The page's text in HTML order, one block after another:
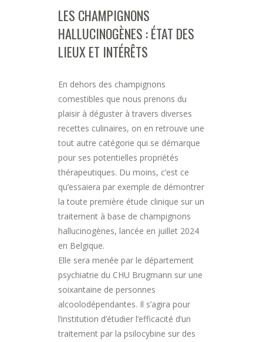
LES CHAMPIGNONS
HALLUCINOGÈNES : ÉTAT DES
LIEUX ET INTÉRÊTS
En dehors des champignons
comestibles que nous prenons du
plaisir à déguster à travers diverses
recettes culinaires, on en retrouve une
tout autre catégorie qui se démarque
pour ses potentielles propriétés
thérapeutiques. Du moins, c’est ce
qu’essaiera par exemple de démontrer
la toute première étude clinique sur un
traitement à base de champignons
hallucinogènes, lancée en juillet 2024
en Belgique.
Elle sera menée par le département
psychiatrie du CHU Brugmann sur une
soixantaine de personnes
alcoolodépendantes. Il s’agira pour
l’institution d’étudier l’efficacité d’un
traitement par la psilocybine sur des